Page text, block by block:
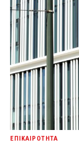
ΕΠΙΚΑΙΡΟΤΗΤΑ